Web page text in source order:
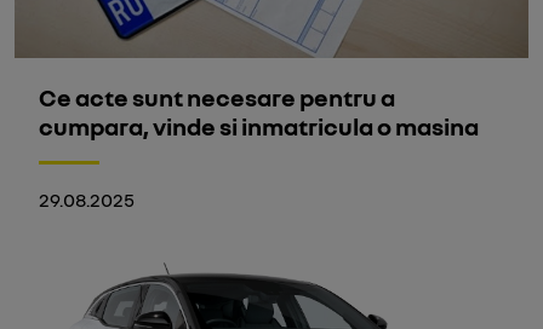
Ce acte sunt necesare pentru a
cumpara, vinde si inmatricula o masina
29.08.2025